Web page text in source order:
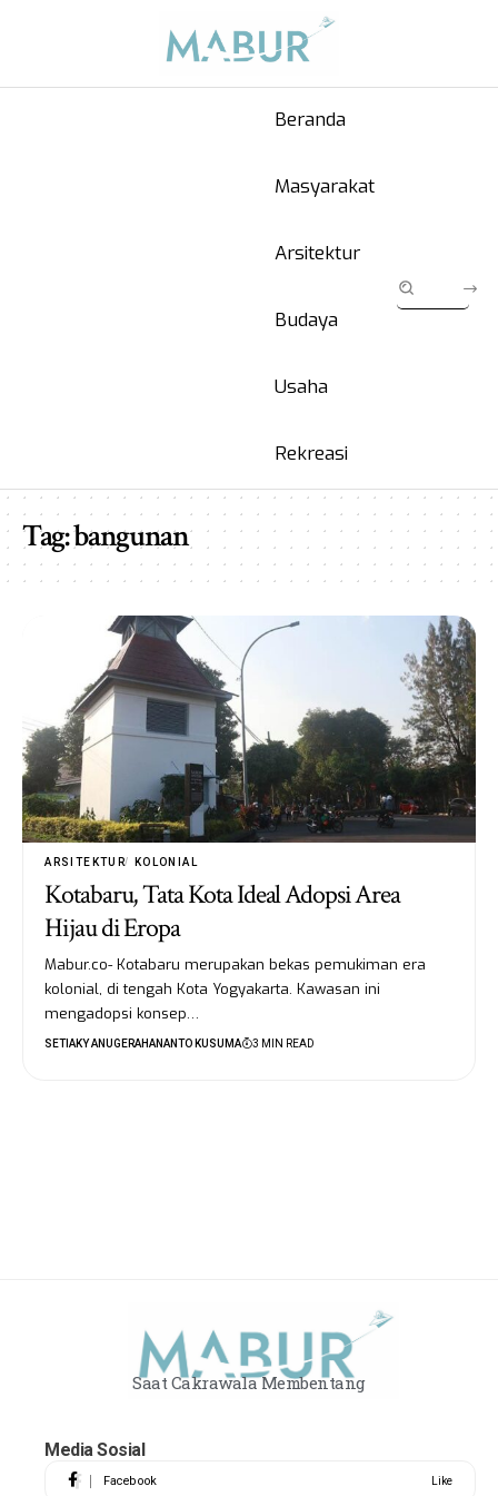
Beranda
Masyarakat
Arsitektur
Budaya
Usaha
Rekreasi
Tag:bangunan
ARSITEKTUR KOLONIAL
Kotabaru, Tata Kota Ideal Adopsi Area
Hijau di Eropa
Mabur.co- Kotabaru merupakan bekas pemukiman era
kolonial, di tengah Kota Yogyakarta. Kawasan ini
mengadopsi konsep…
SETIAKY ANUGERAHANANTO KUSUMA 3 MIN READ
Saat Cakrawala Membentang
Media Sosial
Facebook Like